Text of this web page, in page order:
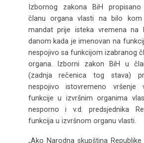
Izbornog zakona BiH
članu organa vlasti na bilo kom
mandat prije isteka vremena na
danom kada je imenovan na
nespojivo sa funkcijom izabranog
organa. Izborni zakon BiH u
(zadnja rečenica tog stava)
nespojivo istovremeno
funkcije u izvršnim organima
nesporno i v.d. predsjednika
funkcija u izvršnom organu vlasti.
„Ako Narodna skupština